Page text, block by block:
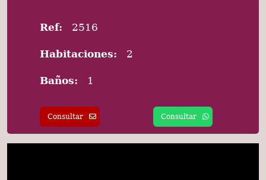
Ref: 2516
Habitaciones: 2
Baños: 1
Consultar Consultar